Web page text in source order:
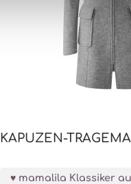
KAPUZEN-
mamalila Klassiker